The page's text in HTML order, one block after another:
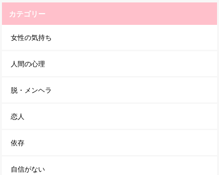
カテゴリー
女性の気持ち
人間の心理
脱・メンヘラ
恋人
依存
自信がない